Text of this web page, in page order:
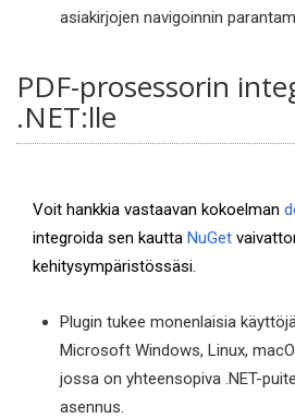
asiakirjojen navigoinnin
PDF-prosessorin
.NET:lle
Voit hankkia vastaavan kokoelman
integroida sen kautta NuGet
kehitysympäristössäsi.
Plugin tukee monenlaisia
Microsoft Windows, Linux,
jossa on yhteensopiva .NET-
asennus.